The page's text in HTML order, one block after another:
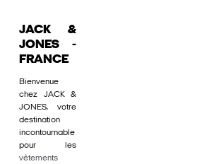
JACK &
JONES -
FRANCE
Bienvenue
chez JACK &
JONES, votre
destination
incontournable
pour les
vêtements